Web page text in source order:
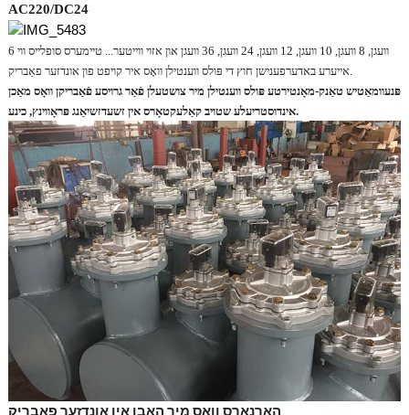
AC220/DC24
6 וועגן, 8 וועגן, 10 וועגן, 12 וועגן, 24 וועגן, 36 וועגן און אזוי ווייטער... טיימערס סופלייס ווי
אייערע באדערפענישן חוץ די פּולס ווענטילן וואָס איר קויפט פון אונדזער פאַבריק.
פּנעוומאַטיש טאַנק-מאָנטירטע פּולס ווענטילן מיר צושטעלן פֿאַר גרויסע פֿאַבריקן וואָס מאַכן
אינדוסטריעלע שטויב קאַלעקטאָרס אין זשעדזשיאַנג פּראָווינץ, כינע.
האָרנאָרס וואָס מיר האָבן אין אונדזער פאַבריק